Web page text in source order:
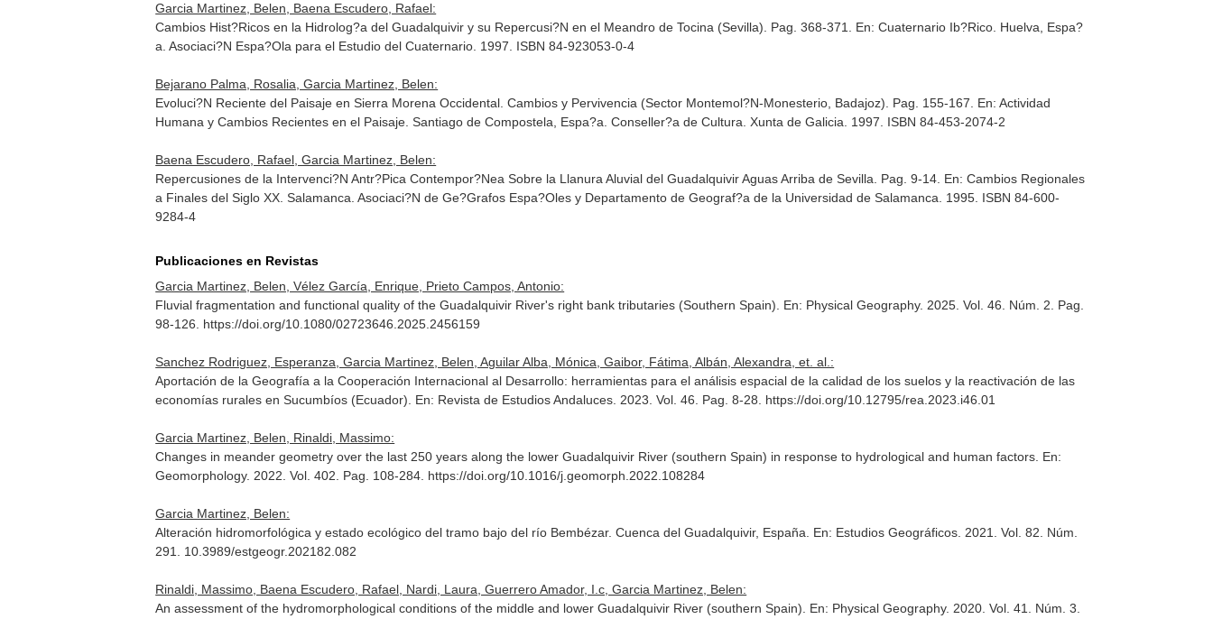
Garcia Martinez, Belen, Baena Escudero, Rafael:
Cambios Hist?Ricos en la Hidrolog?a del Guadalquivir y su Repercusi?N en el Meandro de Tocina (Sevilla). Pag. 368-371. En: Cuaternario Ib?Rico . Huelva, Espa?
a. Asociaci?N Espa?Ola para el Estudio del Cuaternario. 1997. ISBN 84-923053-0-4
Bejarano Palma, Rosalia, Garcia Martinez, Belen:
Evoluci?N Reciente del Paisaje en Sierra Morena Occidental. Cambios y Pervivencia (Sector Montemol?N-Monesterio, Badajoz). Pag. 155-167. En: Actividad
Humana y Cambios Recientes en el Paisaje . Santiago de Compostela, Espa?a. Conseller?a de Cultura. Xunta de Galicia. 1997. ISBN 84-453-2074-2
Baena Escudero, Rafael, Garcia Martinez, Belen:
Repercusiones de la Intervenci?N Antr?Pica Contempor?Nea Sobre la Llanura Aluvial del Guadalquivir Aguas Arriba de Sevilla. Pag. 9-14. En: Cambios Regionales
a Finales del Siglo XX . Salamanca. Asociaci?N de Ge?Grafos Espa?Oles y Departamento de Geograf?a de la Universidad de Salamanca. 1995. ISBN 84-600-
9284-4
Publicaciones en Revistas
Garcia Martinez, Belen, Vélez García, Enrique, Prieto Campos, Antonio:
Fluvial fragmentation and functional quality of the Guadalquivir River's right bank tributaries (Southern Spain). En: Physical Geography. 2025. Vol. 46. Núm. 2. Pag.
98-126. https://doi.org/10.1080/02723646.2025.2456159
Sanchez Rodriguez, Esperanza, Garcia Martinez, Belen, Aguilar Alba, Mónica, Gaibor, Fátima, Albán, Alexandra, et. al.:
Aportación de la Geografía a la Cooperación Internacional al Desarrollo: herramientas para el análisis espacial de la calidad de los suelos y la reactivación de las
economías rurales en Sucumbíos (Ecuador). En: Revista de Estudios Andaluces . 2023. Vol. 46. Pag. 8-28. https://doi.org/10.12795/rea.2023.i46.01
Garcia Martinez, Belen, Rinaldi, Massimo:
Changes in meander geometry over the last 250 years along the lower Guadalquivir River (southern Spain) in response to hydrological and human factors. En:
Geomorphology. 2022. Vol. 402. Pag. 108-284. https://doi.org/10.1016/j.geomorph.2022.108284
Garcia Martinez, Belen:
Alteración hidromorfológica y estado ecológico del tramo bajo del río Bembézar. Cuenca del Guadalquivir, España. En: Estudios Geográficos . 2021. Vol. 82. Núm.
291. 10.3989/estgeogr.202182.082
Rinaldi, Massimo, Baena Escudero, Rafael, Nardi, Laura, Guerrero Amador, I.c, Garcia Martinez, Belen:
An assessment of the hydromorphological conditions of the middle and lower Guadalquivir River (southern Spain). En: Physical Geography. 2020. Vol. 41. Núm. 3.